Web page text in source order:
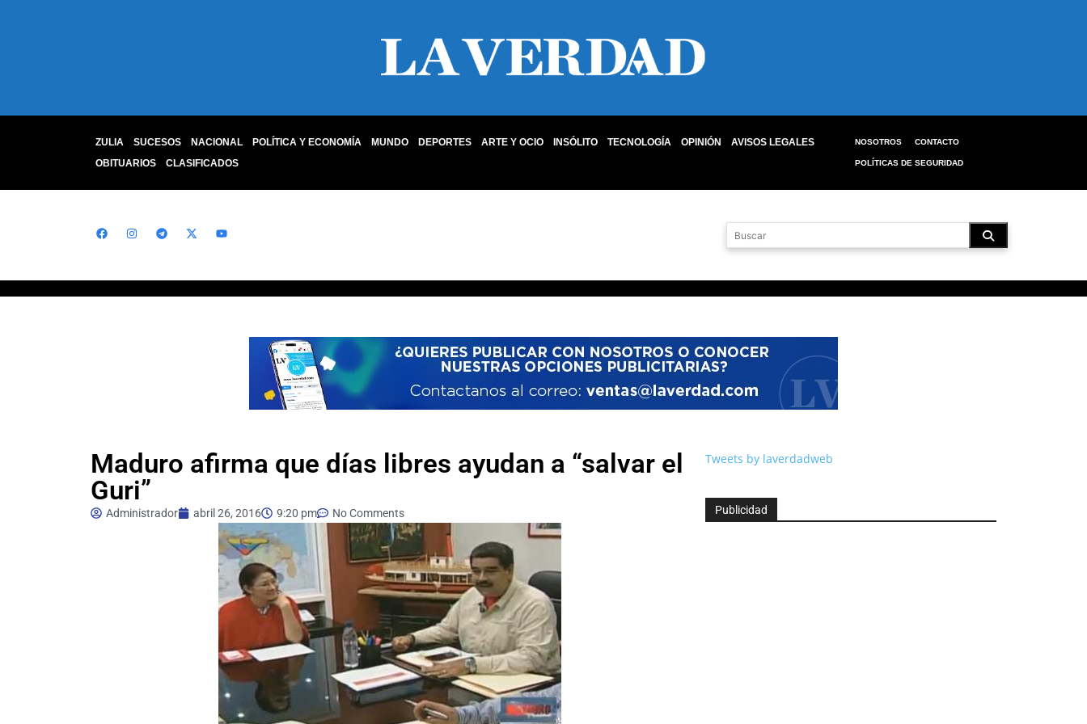
ZULIA SUCESOS NACIONAL POLÍTICA Y ECONOMÍA MUNDO DEPORTES ARTE Y OCIO INSÓLITO TECNOLOGÍA OPINIÓN
AVISOS LEGALES
OBITUARIOS
CLASIFICADOS
NOSOTROS CONTACTO
POLÍTICAS DE SEGURIDAD
Maduro afirma que días libres ayudan a “salvar el
Guri”
Administrador abril 26, 2016 9:20 pm No Comments
Tweets by laverdadweb
Publicidad